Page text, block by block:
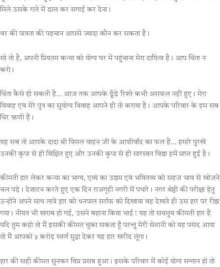
मिले उसके गले में डाल कर सगाई कर देना।
वर की पात्रता की पहचान आपसे ज्यादा कौन कर सकता है।
सो तो है, अपनी प्रियतम कन्या को योग्य घर में पहुंचाना मेरा दायित्व है। आप चिंता न
करो।
चिंता कैसे हो सकती है… आज तक आपके ढूँढे रिश्ते कभी असफल नहीं हुए। मेरा
विवाह एवं मेरे पुत्र का सुयोग्य विवाह आपने ही तो कराया है। आपके परिवार के हम सब
चिर ऋणी हैं।
यह सब तो आपके दादा श्री विमल वाहन जी के आशीर्वाद का फल है… हमारे पुरखे
उनकी कृपा से ही शिक्षित हुए और उनकी कृपा से ही सारस्वत विद्या हमें प्राप्त हुई है।
कीमती हार लेकर कन्या का भाग्य, एव्यं का उद्यम एवं भवितव्य को सहज भाव से खोजने
चल पड़े। देशाटन करते हुए एक दिन राजगृही नगरी में पधारे। नगर श्रेष्ठी की परीक्षा हेतु
उन्होंने अपने साथ लाये हार को धनपाल सर्राफ को दिखाया वह देखते ही उस हार पर रीझ
गया। नीयत भी खराब हो गई, उसने बहाना किया भाई ! यह तो सचमुच कीमती हार है
यदि तुम कहो तो मैं इसकी कीमत चुका सकता हूँ परन्तु मेरी सेठानी को यह पसंद आया
तो मैं आपको ५ करोड़ स्वर्ण मुद्रा देकर यह हार खरीद लूंगा।
हार की सही कीमत सुनकर विप्र प्रसन्न हुआ। इसके परिवार में कोई योग्य सन्तान हो तो